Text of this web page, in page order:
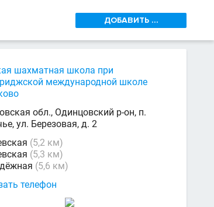
ДОБАВИТЬ ...
шахматная школа при
международной школе
обл., Одинцовский р-он, п.
ул. Березовая, д. 2
(5,2 км)
(5,3 км)
(5,6 км)
телефон